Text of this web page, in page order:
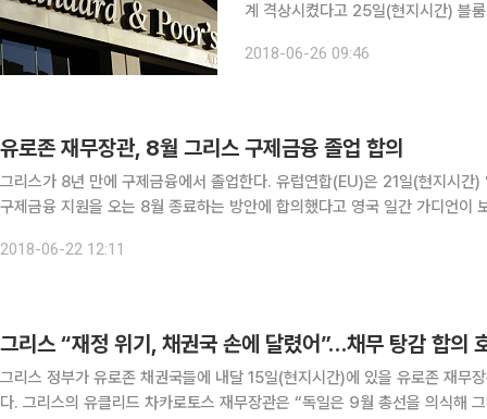
계 격상시켰다고 25일(현지시간) 블룸버그통신이 보도했다.
2년 안에 그리스 국가 부채가 크게 줄
2018-06-26 09:46
유로존 재무장관, 8월 그리스 구제금융 졸업 합의
그리스가 8년 만에 구제금융에서 졸업한다. 유럽연합(EU)은 21일(현지시간) 열린 유로존(유로화 사용 19개국) 재무장관 회의에서 그리스
구제금융 지원을 오는 8월 종료하는 방안에 합의했다고 영국 일간 가디언이 보도했다. 유로존 재무장관들은 구제금융에
2018-06-22 12:11
그리스 “재정 위기, 채권국 손에 달렸어”…채무 탕감 합의
그리스 정부가 유로존 채권국들에 내달 15일(현지시간)에 있을 유로존 재무
다. 그리스의 유클리드 차카로토스 재무장관은 “독일은 9월 총선을 의식해 그때까지 구제 금융 지원책에 합의하지 않을 것”이라고 주장했